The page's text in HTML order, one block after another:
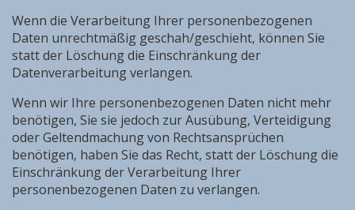
Wenn die Verarbeitung Ihrer personenbezogenen
Daten unrechtmäßig geschah/geschieht, können Sie
statt der Löschung die Einschränkung der
Datenverarbeitung verlangen.
Wenn wir Ihre personenbezogenen Daten nicht mehr
benötigen, Sie sie jedoch zur Ausübung, Verteidigung
oder Geltendmachung von Rechtsansprüchen
benötigen, haben Sie das Recht, statt der Löschung die
Einschränkung der Verarbeitung Ihrer
personenbezogenen Daten zu verlangen.